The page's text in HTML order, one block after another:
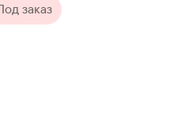
заказ